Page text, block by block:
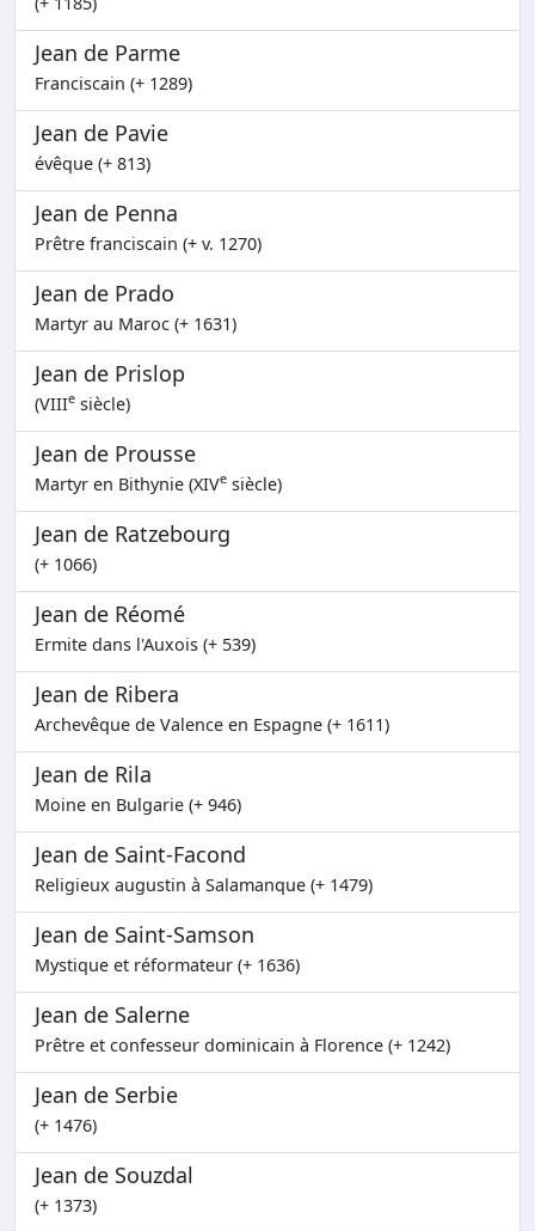
Jean de Parme
Franciscain (+ 1289)
Jean de Pavie
évêque (+ 813)
Jean de Penna
Prêtre franciscain (+ v. 1270)
Jean de Prado
Martyr au Maroc (+ 1631)
Jean de Prislop
(VIIIe siècle)
Jean de Prousse
Martyr en Bithynie (XIVe siècle)
Jean de Ratzebourg
(+ 1066)
Jean de Réomé
Ermite dans l'Auxois (+ 539)
Jean de Ribera
Archevêque de Valence en Espagne (+ 1611)
Jean de Rila
Moine en Bulgarie (+ 946)
Jean de Saint-Facond
Religieux augustin à Salamanque (+ 1479)
Jean de Saint-Samson
Mystique et réformateur (+ 1636)
Jean de Salerne
Prêtre et confesseur dominicain à Florence (+ 1242)
Jean de Serbie
(+ 1476)
Jean de Souzdal
(+ 1373)